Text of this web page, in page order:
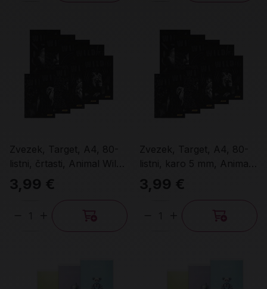
Zvezek, Target, A4, 80-
listni, črtasti, Animal Wild,
različni motivi
3,99 €
Količina
Zvezek, Target, A4, 80-
listni, karo 5 mm, Animal
Wild, različni motivi
3,99 €
Količina